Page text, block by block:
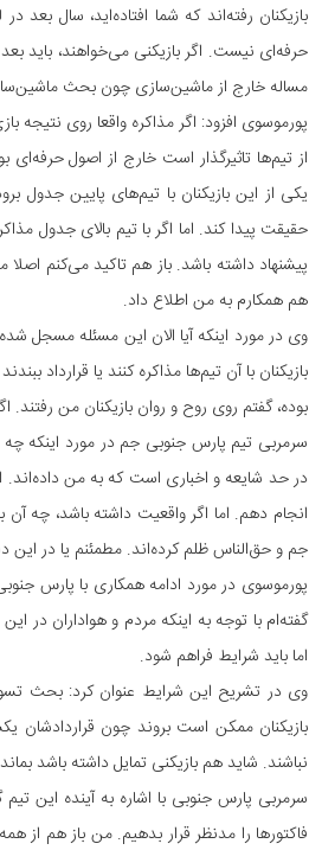
بازیکنان رفته‌اند که شما افتاده‌اید، سال
حرفه‌ای نیست. اگر بازیکنی می‌خواهند، باید
مساله خارج از ماشین‌سازی چون بحث
پورموسوی افزود: اگر مذاکره واقعا روی نتیجه
از تیم‌ها تاثیرگذار است خارج از اصول
یکی از این بازیکنان با تیم‌های پایین
حقیقت پیدا کند. اما اگر با تیم‌ بالای جدول
پیشنهاد داشته باشد. باز هم تاکید می‌کنم
هم همکارم به من اطلاع داد.
وی در مورد اینکه آیا الان این مسئله مسجل
بازیکنان با آن تیم‌ها مذاکره کنند یا قرارداد
بوده، گفتم روی روح و روان بازیکنان من
سرمربی تیم پارس جنوبی جم در مورد اینکه چه
در حد شایعه و اخباری است که به من داده‌اند.
انجام دهم. اما اگر واقعیت داشته باشد، چه
جم و حق‌الناس ظلم کرده‌اند. مطمئنم یا در
پورموسوی در مورد ادامه همکاری با پارس
گفته‌ام با توجه به اینکه مردم و هواداران در
اما باید شرایط فراهم شود.
وی در تشریح این شرایط عنوان کرد: ‌بحث
بازیکنان ممکن است بروند چون قراردادشان
نباشند. شاید هم بازیکنی تمایل داشته باشد
سرمربی پارس جنوبی با اشاره به آینده این
فاکتورها را مدنظر قرار بدهیم. من باز هم از